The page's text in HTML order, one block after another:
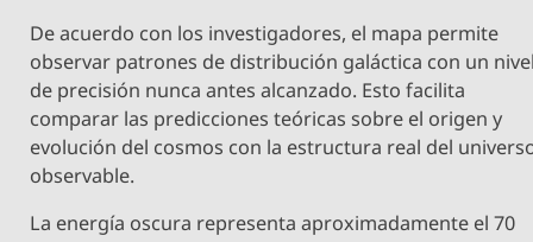
De acuerdo con los investigadores, el mapa permite
observar patrones de distribución galáctica con un
de precisión nunca antes alcanzado. Esto facilita
comparar las predicciones teóricas sobre el origen y
evolución del cosmos con la estructura real del
observable.
La energía oscura representa aproximadamente el 70